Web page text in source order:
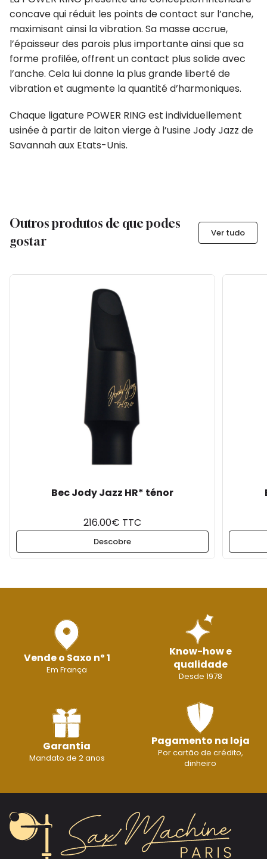
concave qui réduit les points de contact sur l’anche,
maximisant ainsi la vibration. Sa masse accrue,
l’épaisseur des parois plus importante ainsi que sa
forme profilée, offrent un contact plus solide avec
l’anche. Cela lui donne la plus grande liberté de
vibration et augmente la quantité d’harmoniques.
Chaque ligature POWER RING est individuellement
usinée à partir de laiton vierge à l’usine Jody Jazz de
Savannah aux Etats-Unis.
Outros produtos de que podes
gostar
Ver tudo
Bec Jody Jazz HR* ténor
216.00€ TTC
Descobre
Vende o Saxo nº 1
Em França
Know-how e
qualidade
Desde 1978
Garantia
Mandato de 2 anos
Pagamento na loja
Por cartão de crédito,
dinheiro